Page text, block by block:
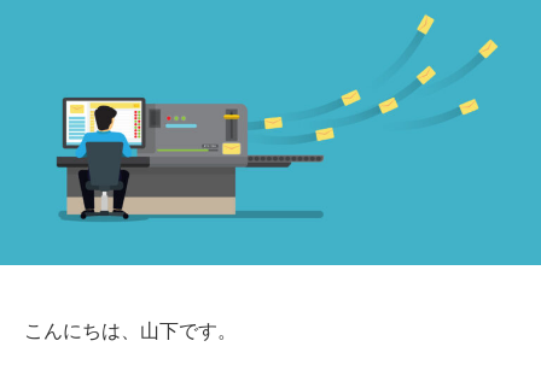
こんにちは、山下です。